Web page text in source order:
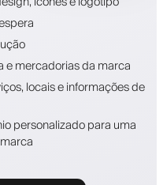
e mercadorias da marca
locais e informações de
personalizado para uma